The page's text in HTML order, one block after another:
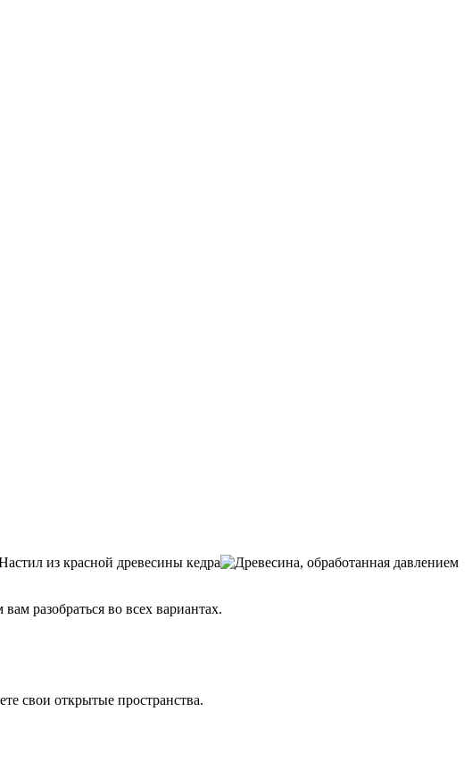
разобраться во всех вариантах.
свои открытые пространства.